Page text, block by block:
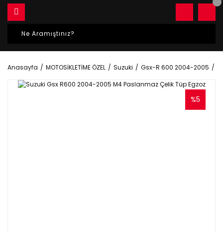
Anasayfa MOTOSİKLETİME ÖZEL Suzuki Gsx-R 600 2004-2005
%5